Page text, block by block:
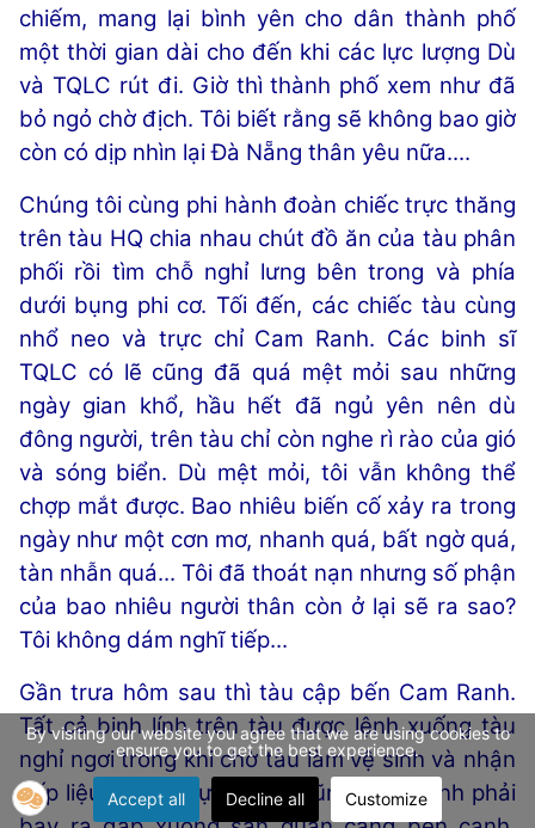
chiếm, mang lại bình yên cho dân thành phố
một thời gian dài cho đến khi các lực lượng Dù
và TQLC rút đi. Giờ thì thành phố xem như đã
bỏ ngỏ chờ địch. Tôi biết rằng sẽ không bao giờ
còn có dịp nhìn lại Đà Nẵng thân yêu nữa....
Chúng tôi cùng phi hành đoàn chiếc trực thăng
trên tàu HQ chia nhau chút đồ ăn của tàu phân
phối rồi tìm chỗ nghỉ lưng bên trong và phía
dưới bụng phi cơ. Tối đến, các chiếc tàu cùng
nhổ neo và trực chỉ Cam Ranh. Các binh sĩ
TQLC có lẽ cũng đã quá mệt mỏi sau những
ngày gian khổ, hầu hết đã ngủ yên nên dù
đông người, trên tàu chỉ còn nghe rì rào của gió
và sóng biển. Dù mệt mỏi, tôi vẫn không thể
chợp mắt được. Bao nhiêu biến cố xảy ra trong
ngày như một cơn mơ, nhanh quá, bất ngờ quá,
tàn nhẫn quá... Tôi đã thoát nạn nhưng số phận
của bao nhiêu người thân còn ở lại sẽ ra sao?
Tôi không dám nghĩ tiếp...
Gần trưa hôm sau thì tàu cập bến Cam Ranh.
Tất cả binh lính trên tàu được lệnh xuống tàu
nghỉ ngơi trong khi chờ tàu làm vệ sinh và nhận
tiếp liệu. Chiếc trực thăng cũng được lệnh phải
By visiting our website you agree that we are using cookies to
ensure you to get the best experience.
Accept all Decline all Customize